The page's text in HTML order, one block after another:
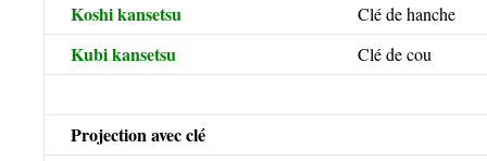
Koshi kansetsu
Clé de hanche
Kubi kansetsu Clé de cou
Projection avec clé